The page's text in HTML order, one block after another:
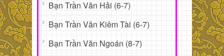
Bạn Trần Văn Hải (6-7)
Bạn Trần Văn Kiêm Tài (6-7)
Bạn Trần Văn Ngoán (8-7)